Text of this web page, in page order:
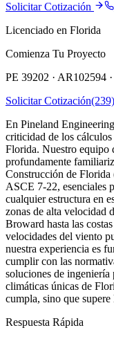
Solicitar Cotización
Licenciado en Florida
Comienza Tu Proyecto
PE 39202 · AR102594 ·
Solicitar Cotización
En Pineland
criticidad de los
Florida. Nuestro equipo
profundamente
Construcción de Florida
ASCE 7-22, esenciales
cualquier estructura en
zonas de alta velocidad
Broward hasta las
velocidades del viento
nuestra experiencia es
cumplir con las
soluciones de ingeniería
climáticas únicas de
cumpla, sino que
Respuesta Rápida